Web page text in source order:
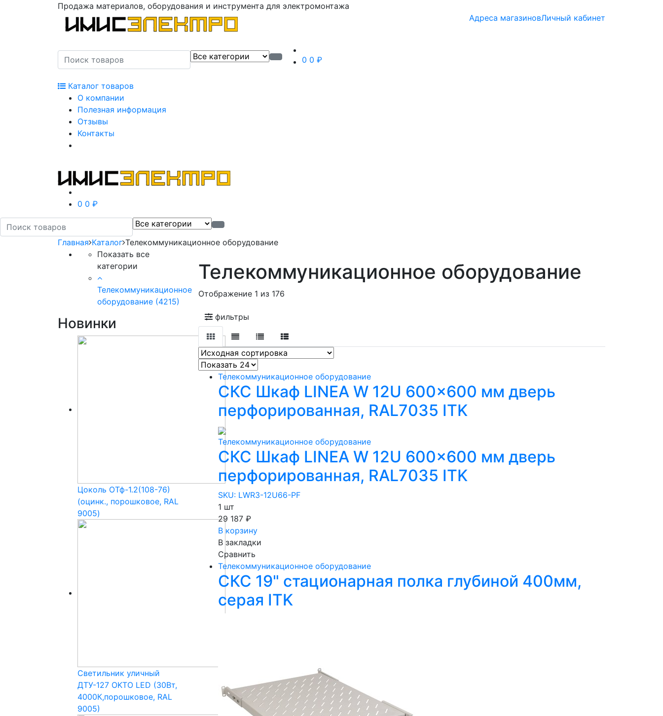
Продажа материалов, оборудования и инструмента для электромонтажа
Адреса магазиновЛичный кабинет
0 0 ₽
Каталог товаров
О компании
Полезная информация
Отзывы
Контакты
0 0 ₽
Главная Каталог Телекоммуникационное оборудование
Показать все
категории
Телекоммуникационное
оборудование (4215)
Новинки
Цоколь ОТф-1.2(108-76)
(оцинк., порошковое, RAL
9005)
Светильник уличный
ДТУ-127 OKTO LED (30Вт,
4000К,порошковое, RAL
9005)
Телекоммуникационное оборудование
Отображение 1 из 176
фильтры
Телекоммуникационное оборудование
СКС Шкаф LINEA W 12U 600x600 мм дверь
перфорированная, RAL7035 ITK
Телекоммуникационное оборудование
СКС Шкаф LINEA W 12U 600x600 мм дверь
перфорированная, RAL7035 ITK
SKU: LWR3-12U66-PF
1 шт
29 187 ₽
В корзину
В закладки
Сравнить
Телекоммуникационное оборудование
СКС 19" стационарная полка глубиной 400мм,
серая ITK